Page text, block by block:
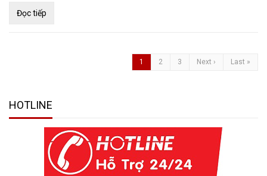
Đọc tiếp
1 2 3 Next › Last »
HOTLINE